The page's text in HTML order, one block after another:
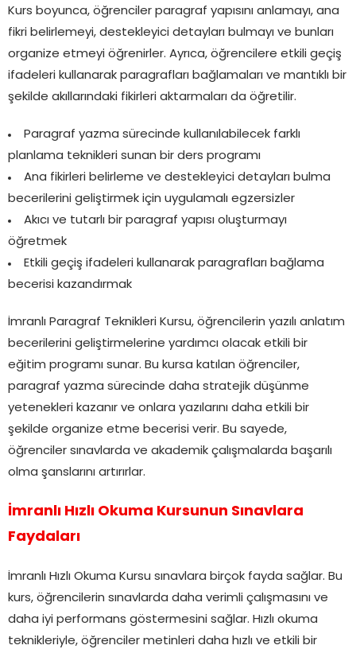
Kurs boyunca, öğrenciler paragraf yapısını anlamayı, ana
fikri belirlemeyi, destekleyici detayları bulmayı ve bunları
organize etmeyi öğrenirler. Ayrıca, öğrencilere etkili geçiş
ifadeleri kullanarak paragrafları bağlamaları ve mantıklı bir
şekilde akıllarındaki fikirleri aktarmaları da öğretilir.
Paragraf yazma sürecinde kullanılabilecek farklı
planlama teknikleri sunan bir ders programı
Ana fikirleri belirleme ve destekleyici detayları bulma
becerilerini geliştirmek için uygulamalı egzersizler
Akıcı ve tutarlı bir paragraf yapısı oluşturmayı
öğretmek
Etkili geçiş ifadeleri kullanarak paragrafları bağlama
becerisi kazandırmak
İmranlı Paragraf Teknikleri Kursu, öğrencilerin yazılı anlatım
becerilerini geliştirmelerine yardımcı olacak etkili bir
eğitim programı sunar. Bu kursa katılan öğrenciler,
paragraf yazma sürecinde daha stratejik düşünme
yetenekleri kazanır ve onlara yazılarını daha etkili bir
şekilde organize etme becerisi verir. Bu sayede,
öğrenciler sınavlarda ve akademik çalışmalarda başarılı
olma şanslarını artırırlar.
İmranlı Hızlı Okuma Kursunun Sınavlara
Faydaları
İmranlı Hızlı Okuma Kursu sınavlara birçok fayda sağlar. Bu
kurs, öğrencilerin sınavlarda daha verimli çalışmasını ve
daha iyi performans göstermesini sağlar. Hızlı okuma
teknikleriyle, öğrenciler metinleri daha hızlı ve etkili bir